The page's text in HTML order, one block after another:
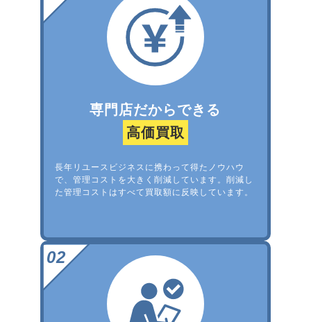
専門店だからできる
高価買取
長年リユースビジネスに携わって得たノウハウ
で、管理コストを大きく削減しています。削減し
た管理コストはすべて買取額に反映しています。